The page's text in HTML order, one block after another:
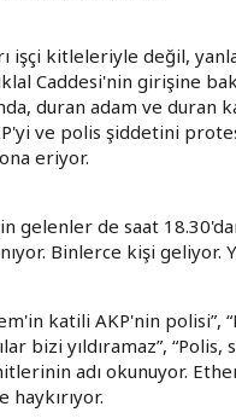
işçi kitleleriyle değil,
Caddesi'nin girişine
duran adam ve duran
ve polis şiddetini
eriyor.
gelenler de saat
Binlerce kişi
katili AKP'nin polisi”,
bizi yıldıramaz”,
adı okunuyor.
haykırıyor.